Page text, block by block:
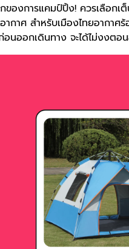
กของการแคมป์ปิ้ง! ควรเลือก
ากาศ สำหรับเมืองไทยอากาศ
อนออกเดินทาง จะได้ไม่งงตอ